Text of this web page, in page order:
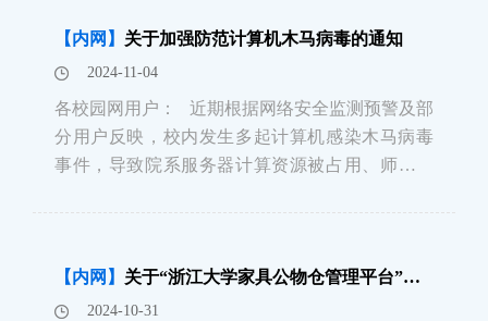
【内网】 关于加强防范计算机木马病毒的通知
2024-11-04
各校园网用户： 近期根据网络安全监测预警及部
分用户反映，校内发生多起计算机感染木马病毒
事件，导致院系服务器计算资源被占用、师生学
课题组服务器
【内网】 关于“浙江大学家具公物仓管理平台”上线的通知
2024-10-31